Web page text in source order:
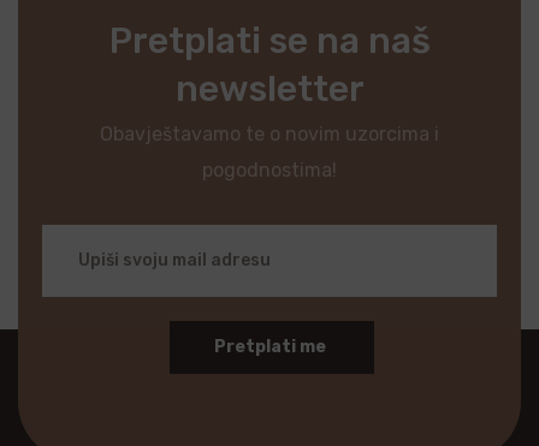
Pretplati se na naš
newsletter
Obavještavamo te o novim uzorcima i
pogodnostima!
Pretplati me